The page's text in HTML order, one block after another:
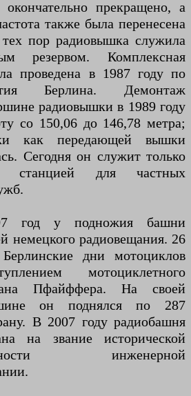
прекращено, а
также была перенесена
пор радиовышка служила
резервом. Комплексная
проведена в 1987 году по
Берлина. Демонтаж
радиовышки в 1989 году
со 150,06 до 146,78 метра;
как передающей вышки
Сегодня он служит только
станцией для частных
год у подножия башни
немецкого радиовещания. 26
дни мотоциклов
мотоциклетного
Пфайффера. На своей
он поднялся по 287
В 2007 году радиобашня
на звание исторической
инженерной